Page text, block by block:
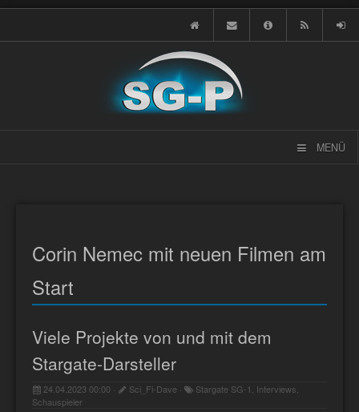
MENÜ
Corin Nemec mit neuen Filmen am
Start
Viele Projekte von und mit dem
Stargate-Darsteller
24.04.2023 00:00 · Sci_Fi-Dave ·
Stargate SG-1, Interviews,
Schauspieler